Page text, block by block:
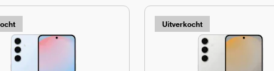
Uitverkocht